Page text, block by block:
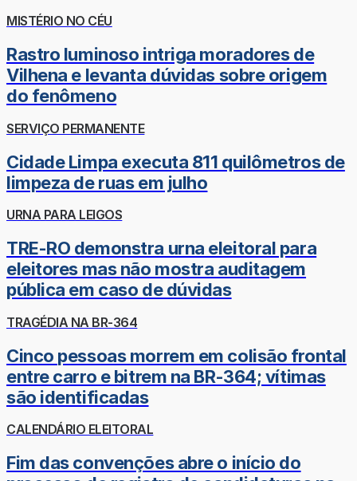
MISTÉRIO NO CÉU
Rastro luminoso intriga moradores de
Vilhena e levanta dúvidas sobre origem
do fenômeno
SERVIÇO PERMANENTE
Cidade Limpa executa 811 quilômetros de
limpeza de ruas em julho
URNA PARA LEIGOS
TRE-RO demonstra urna eleitoral para
eleitores mas não mostra auditagem
pública em caso de dúvidas
TRAGÉDIA NA BR-364
Cinco pessoas morrem em colisão frontal
entre carro e bitrem na BR-364; vítimas
são identificadas
CALENDÁRIO ELEITORAL
Fim das convenções abre o início do